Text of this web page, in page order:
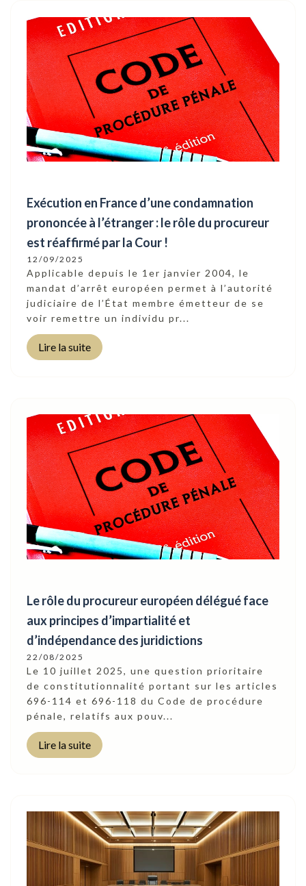
Exécution en France d’une condamnation
prononcée à l’étranger : le rôle du procureur
est réaffirmé par la Cour !
12/09/2025
Applicable depuis le 1er janvier 2004, le
mandat d’arrêt européen permet à l’autorité
judiciaire de l’État membre émetteur de se
voir remettre un individu pr...
Lire la suite
Le rôle du procureur européen délégué face
aux principes d’impartialité et
d’indépendance des juridictions
22/08/2025
Le 10 juillet 2025, une question prioritaire
de constitutionnalité portant sur les articles
696-114 et 696-118 du Code de procédure
pénale, relatifs aux pouv...
Lire la suite